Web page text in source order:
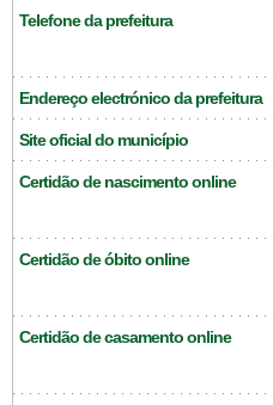
Telefone da prefeitura
Endereço electrónico da prefeitura
Site oficial do município
Certidão de nascimento online
Certidão de óbito online
Certidão de casamento online